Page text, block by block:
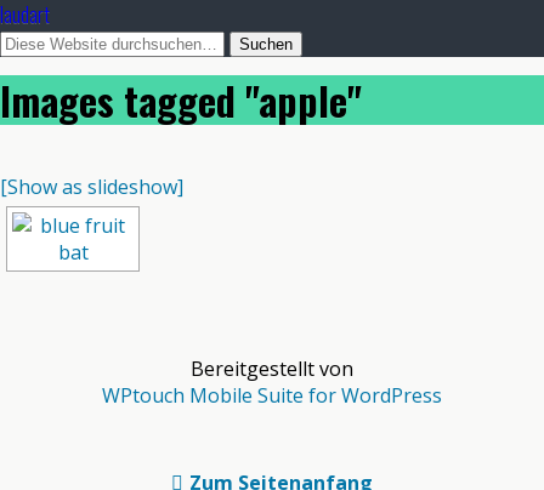
laudart
Images tagged "apple"
[Show as slideshow]
Bereitgestellt von
WPtouch Mobile Suite for WordPress
Zum Seitenanfang